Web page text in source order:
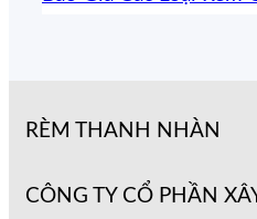
RÈM THANH NHÀN
CÔNG TY CỔ PHẦN